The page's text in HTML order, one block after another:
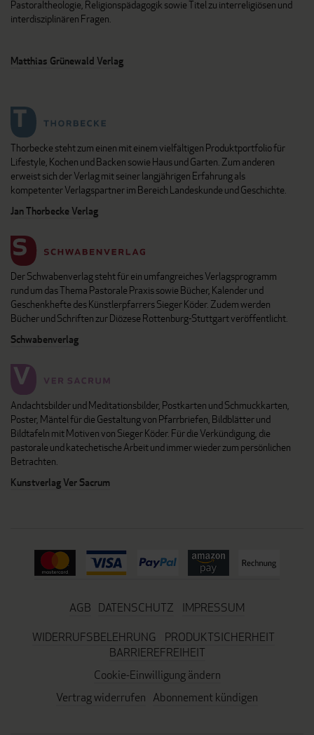
Pastoraltheologie, Religionspädagogik sowie Titel zu interreligiösen und
interdisziplinären Fragen.
Matthias Grünewald Verlag
Thorbecke steht zum einen mit einem vielfältigen Produktportfolio für
Lifestyle, Kochen und Backen sowie Haus und Garten. Zum anderen
erweist sich der Verlag mit seiner langjährigen Erfahrung als
kompetenter Verlagspartner im Bereich Landeskunde und Geschichte.
Jan Thorbecke Verlag
Der Schwabenverlag steht für ein umfangreiches Verlagsprogramm
rund um das Thema Pastorale Praxis sowie Bücher, Kalender und
Geschenkhefte des Künstlerpfarrers Sieger Köder. Zudem werden
Bücher und Schriften zur Diözese Rottenburg-Stuttgart veröffentlicht.
Schwabenverlag
Andachtsbilder und Meditationsbilder, Postkarten und Schmuckkarten,
Poster, Mäntel für die Gestaltung von Pfarrbriefen, Bildblätter und
Bildtafeln mit Motiven von Sieger Köder. Für die Verkündigung, die
pastorale und katechetische Arbeit und immer wieder zum persönlichen
Betrachten.
Kunstverlag Ver Sacrum
AGB DATENSCHUTZ
IMPRESSUM
WIDERRUFSBELEHRUNG
PRODUKTSICHERHEIT
BARRIEREFREIHEIT
Cookie-Einwilligung ändern
Vertrag widerrufen Abonnement kündigen